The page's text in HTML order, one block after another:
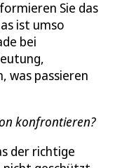
Sie das
ist umso
bei
was passieren
konfrontieren?
der richtige